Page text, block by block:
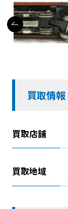
買取情報
買取店舗
買取地域